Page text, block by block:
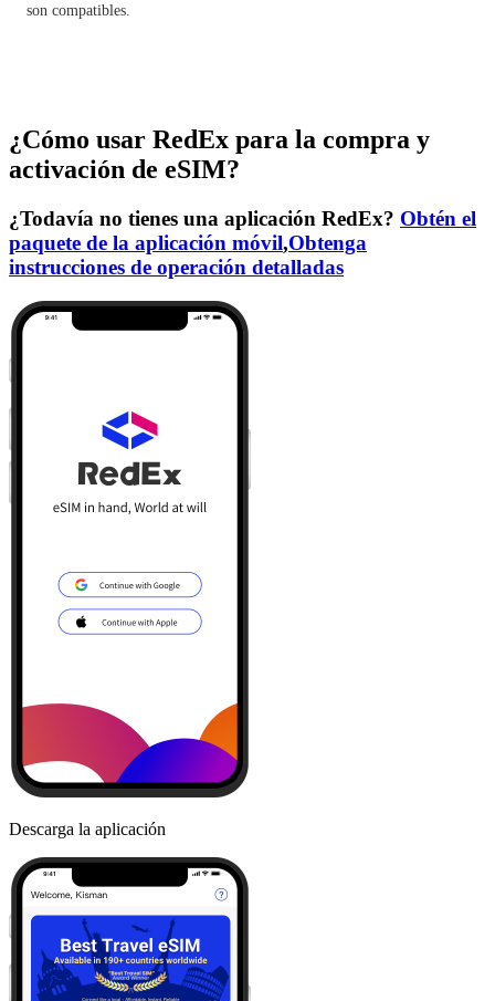
son compatibles.
¿Cómo usar RedEx para la compra y
activación de eSIM?
¿Todavía no tienes una aplicación RedEx? Obtén el
paquete de la aplicación móvil,Obtenga
instrucciones de operación detalladas
Descarga la aplicación